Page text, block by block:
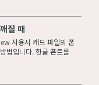
질 때
사용시 캐드 파일의 폰
법입니다. 한글 폰트를
메뉴버튼 ② Options ③